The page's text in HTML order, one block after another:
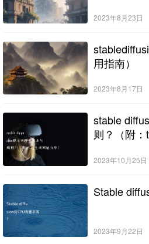
2023年8月23日
用指南）
2023年8月17日
stable
则？（附：
2023年10月25日
Stable
2023年9月22日